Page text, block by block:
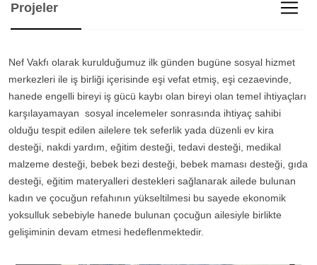
Projeler
Nef Vakfı olarak kurulduğumuz ilk günden bugüne sosyal hizmet
merkezleri ile iş birliği içerisinde eşi vefat etmiş, eşi cezaevinde,
hanede engelli bireyi iş gücü kaybı olan bireyi olan temel ihtiyaçları
karşılayamayan sosyal incelemeler sonrasında ihtiyaç sahibi
olduğu tespit edilen ailelere tek seferlik yada düzenli ev kira
desteği, nakdi yardım, eğitim desteği, tedavi desteği, medikal
malzeme desteği, bebek bezi desteği, bebek maması desteği, gıda
desteği, eğitim materyalleri destekleri sağlanarak ailede bulunan
kadın ve çocuğun refahının yükseltilmesi bu sayede ekonomik
yoksulluk sebebiyle hanede bulunan çocuğun ailesiyle birlikte
gelişiminin devam etmesi hedeflenmektedir.